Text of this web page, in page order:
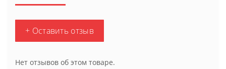
+ Оставить отзыв
Нет отзывов об этом товаре.